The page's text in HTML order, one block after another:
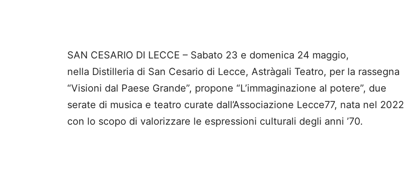
SAN CESARIO DI LECCE – Sabato 23 e domenica 24 maggio,
nella Distilleria di San Cesario di Lecce, Astràgali Teatro, per la rassegna
“Visioni dal Paese Grande”, propone “L’immaginazione al potere”, due
serate di musica e teatro curate dall’Associazione Lecce77, nata nel 2022
con lo scopo di valorizzare le espressioni culturali degli anni ’70.